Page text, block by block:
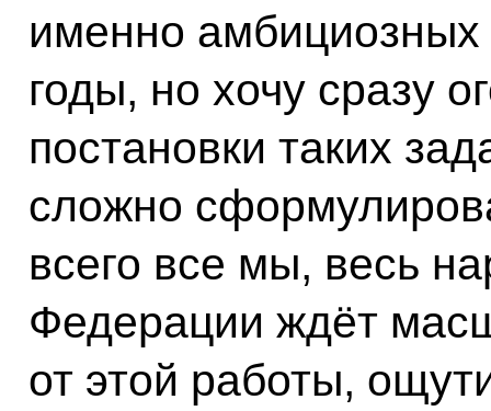
именно
годы, но хочу сразу
постановки таких
сложно
всего все мы, весь
Федерации ждёт
от этой работы,